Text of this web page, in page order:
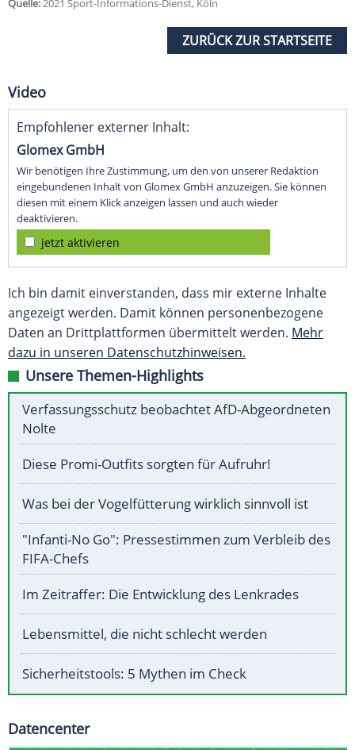
Quelle:2021 Sport-Informations-Dienst, Köln
ZURÜCK ZUR STARTSEITE
Video
Empfohlener externer Inhalt:
Glomex GmbH
Wir benötigen Ihre Zustimmung, um den von unserer Redaktion
eingebundenen Inhalt von Glomex GmbH anzuzeigen. Sie können
diesen mit einem Klick anzeigen lassen und auch wieder
deaktivieren.
jetzt aktivieren
Ich bin damit einverstanden, dass mir externe Inhalte
angezeigt werden. Damit können personenbezogene
Daten an Drittplattformen übermittelt werden. Mehr
dazu in unseren Datenschutzhinweisen.
Unsere Themen-Highlights
Verfassungsschutz beobachtet AfD-Abgeordneten
Nolte
Diese Promi-Outfits sorgten für Aufruhr!
Was bei der Vogelfütterung wirklich sinnvoll ist
"Infanti-No Go": Pressestimmen zum Verbleib des
FIFA-Chefs
Im Zeitraffer: Die Entwicklung des Lenkrades
Lebensmittel, die nicht schlecht werden
Sicherheitstools: 5 Mythen im Check
Datencenter